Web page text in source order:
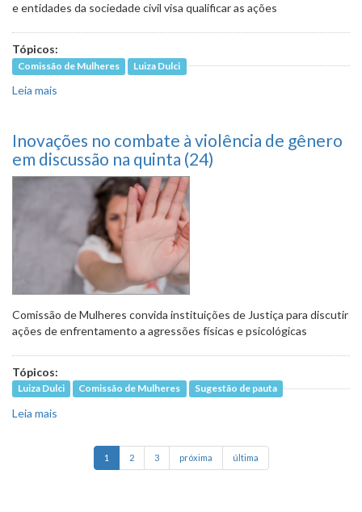
e entidades da sociedade civil visa qualificar as ações
Tópicos:
Comissão de Mulheres Luiza Dulci
Leia mais
Inovações no combate à violência de gênero
em discussão na quinta (24)
Comissão de Mulheres convida instituições de Justiça para discutir
ações de enfrentamento a agressões físicas e psicológicas
Tópicos:
Luiza Dulci Comissão de Mulheres Sugestão de pauta
Leia mais
1 2 3 próxima última